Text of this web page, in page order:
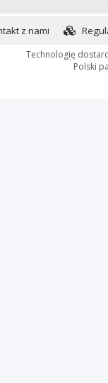
z nami
Technologię
Polski